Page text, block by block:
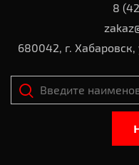
8
680042, г.